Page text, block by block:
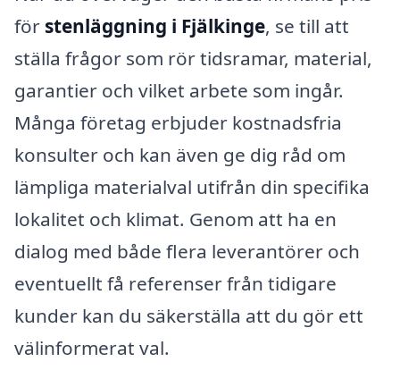
för stenläggning i Fjälkinge, se till att
ställa frågor som rör tidsramar, material,
garantier och vilket arbete som ingår.
Många företag erbjuder kostnadsfria
konsulter och kan även ge dig råd om
lämpliga materialval utifrån din specifika
lokalitet och klimat. Genom att ha en
dialog med både flera leverantörer och
eventuellt få referenser från tidigare
kunder kan du säkerställa att du gör ett
välinformerat val.